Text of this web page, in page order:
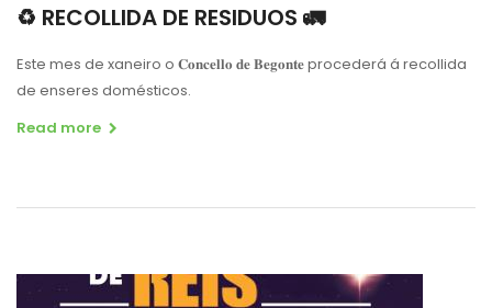
♻️ RECOLLIDA DE RESIDUOS 🚛
Este mes de xaneiro o 𝐂𝐨𝐧𝐜𝐞𝐥𝐥𝐨 𝐝𝐞 𝐁𝐞𝐠𝐨𝐧𝐭𝐞 procederá á recollida
de enseres domésticos.
Read more